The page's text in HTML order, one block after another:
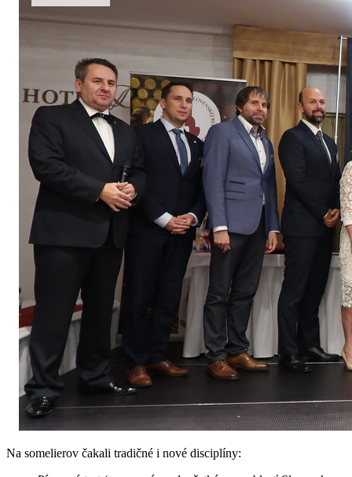
Na somelierov čakali tradičné i nové disciplíny: